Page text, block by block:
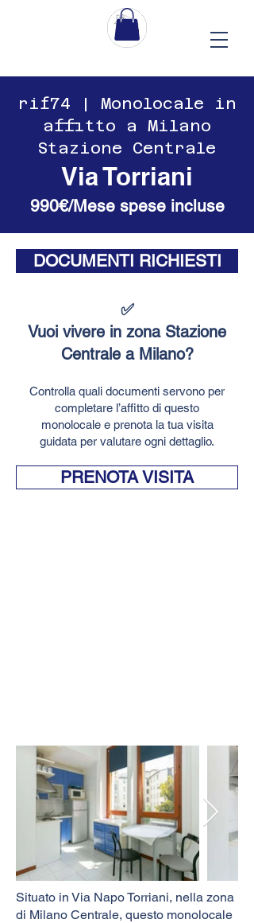
​​rif74 | Monolocale in
affitto a Milano
Stazione Centrale
Via Torriani
990€/Mese spese incluse
DOCUMENTI RICHIESTI
✅
Vuoi vivere in zona Stazione
Centrale a Milano?
Controlla quali documenti servono per
completare l’affitto di questo
monolocale e prenota la tua visita
guidata per valutare ogni dettaglio.
PRENOTA VISITA
Situato in Via Napo Torriani, nella zona
di Milano Centrale, questo monolocale